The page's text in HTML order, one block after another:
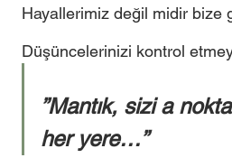
Hayallerimiz değil midir bize
Düşüncelerinizi kontrol
”Mantık, sizi a
her yere…”